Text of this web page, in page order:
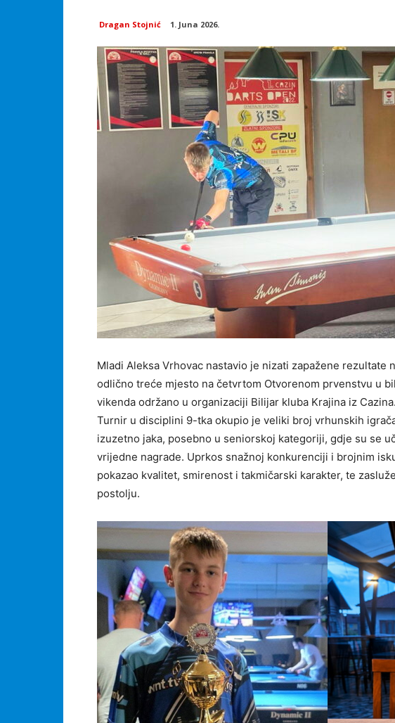
Dragan Stojnić 1. Juna 2026.
Mladi Aleksa Vrhovac nastavio je nizati zapažene rezultate
odlično treće mjesto na četvrtom Otvorenom prvenstvu u
vikenda održano u organizaciji Bilijar kluba Krajina iz Cazina.
Turnir u disciplini 9-tka okupio je veliki broj vrhunskih
izuzetno jaka, posebno u seniorskoj kategoriji, gdje su se
vrijedne nagrade. Uprkos snažnoj konkurenciji i brojnim
pokazao kvalitet, smirenost i takmičarski karakter, te
postolju.